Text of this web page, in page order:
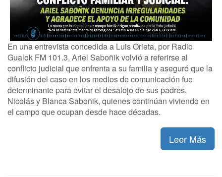
En una entrevista concedida a Luis Orieta, por Radio
Gualok FM 101.3, Ariel Saboñik volvió a referirse al
conflicto judicial que enfrenta a su familia y aseguró que la
difusión del caso en los medios de comunicación fue
determinante para evitar el desalojo de sus padres,
Nicolás y Blanca Saboñik, quienes continúan viviendo en
el campo que ocupan desde hace décadas.
Leer Más